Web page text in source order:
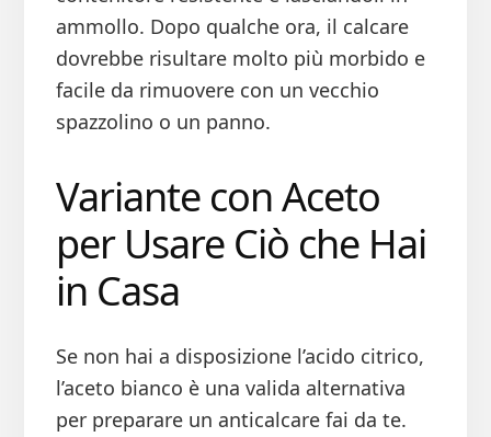
ammollo. Dopo qualche ora, il calcare
dovrebbe risultare molto più morbido e
facile da rimuovere con un vecchio
spazzolino o un panno.
Variante con Aceto
per Usare Ciò che Hai
in Casa
Se non hai a disposizione l’acido citrico,
l’aceto bianco è una valida alternativa
per preparare un anticalcare fai da te.